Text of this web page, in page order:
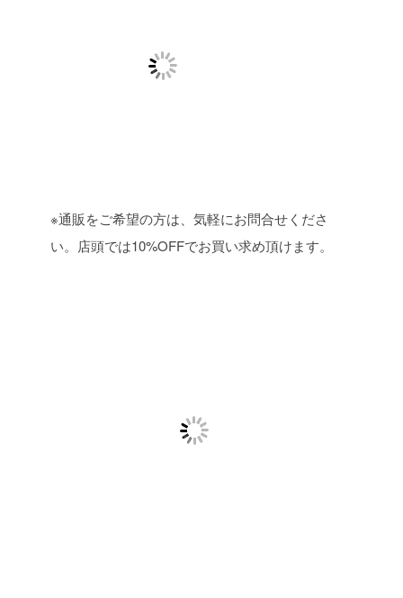
※通販をご希望の方は、気軽にお問合せくださ
い。店頭では10%OFFでお買い求め頂けます。